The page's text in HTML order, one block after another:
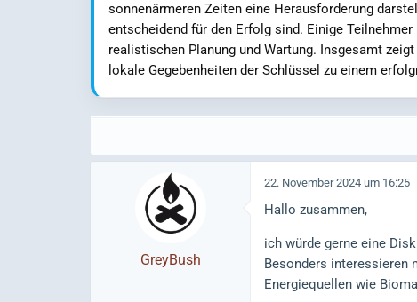
sonnenärmeren Zeiten eine Herausforderung
entscheidend für den Erfolg sind. Einige
realistischen Planung und Wartung. Insgesamt
lokale Gegebenheiten der Schlüssel zu einem
GreyBush
22. November 2024 um 16:25
Hallo zusammen,
ich würde gerne eine
Besonders interessieren
Energiequellen wie